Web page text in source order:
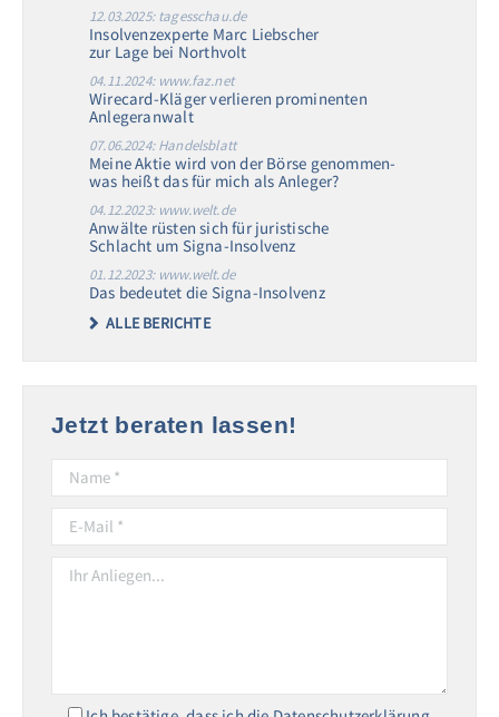
12.03.2025: tagesschau.de
Insolvenzexperte Marc Liebscher
zur Lage bei Northvolt
04.11.2024: www.faz.net
Wirecard-Kläger verlieren prominenten
Anlegeranwalt
07.06.2024: Handelsblatt
Meine Aktie wird von der Börse genommen-
was heißt das für mich als Anleger?
04.12.2023: www.welt.de
Anwälte rüsten sich für juristische
Schlacht um Signa-Insolvenz
01.12.2023: www.welt.de
Das bedeutet die Signa-Insolvenz
ALLE BERICHTE
Jetzt beraten lassen!